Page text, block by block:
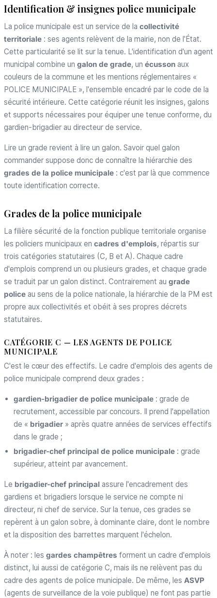
Identification & insignes police municipale
La police municipale est un service de la collectivité
territoriale : ses agents relèvent de la mairie, non de l'État.
Cette particularité se lit sur la tenue. L'identification d'un agent
municipal combine un galon de grade, un écusson aux
couleurs de la commune et les mentions réglementaires «
POLICE MUNICIPALE », l'ensemble encadré par le code de la
sécurité intérieure. Cette catégorie réunit les insignes, galons
et supports nécessaires pour équiper une tenue conforme, du
gardien-brigadier au directeur de service.
Lire un grade revient à lire un galon. Savoir quel galon
commander suppose donc de connaître la hiérarchie des
grades de la police municipale : c'est par là que commence
toute identification correcte.
Grades de la police municipale
La filière sécurité de la fonction publique territoriale organise
les policiers municipaux en cadres d'emplois, répartis sur
trois catégories statutaires (C, B et A). Chaque cadre
d'emplois comprend un ou plusieurs grades, et chaque grade
se traduit par un galon distinct. Contrairement au grade
police au sens de la police nationale, la hiérarchie de la PM est
propre aux collectivités et obéit à ses propres décrets
statutaires.
CATÉGORIE C — LES AGENTS DE POLICE
MUNICIPALE
C'est le cœur des effectifs. Le cadre d'emplois des agents de
police municipale comprend deux grades :
gardien-brigadier de police municipale : grade de
recrutement, accessible par concours. Il prend l'appellation
de « brigadier » après quatre années de services effectifs
dans le grade ;
brigadier-chef principal de police municipale : grade
supérieur, atteint par avancement.
Le brigadier-chef principal assure l'encadrement des
gardiens et brigadiers lorsque le service ne compte ni
directeur, ni chef de service. Sur la tenue, ces grades se
repèrent à un galon sobre, à dominante claire, dont le nombre
et la disposition des barrettes marquent l'échelon.
À noter : les gardes champêtres forment un cadre d'emplois
distinct, lui aussi de catégorie C, mais ils ne relèvent pas du
cadre des agents de police municipale. De même, les ASVP
(agents de surveillance de la voie publique) ne font pas partie